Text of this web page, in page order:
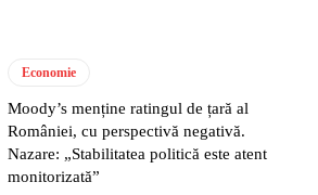
Economie
Moody’s menține ratingul de țară al
României, cu perspectivă negativă.
Nazare: „Stabilitatea politică este atent
monitorizată”